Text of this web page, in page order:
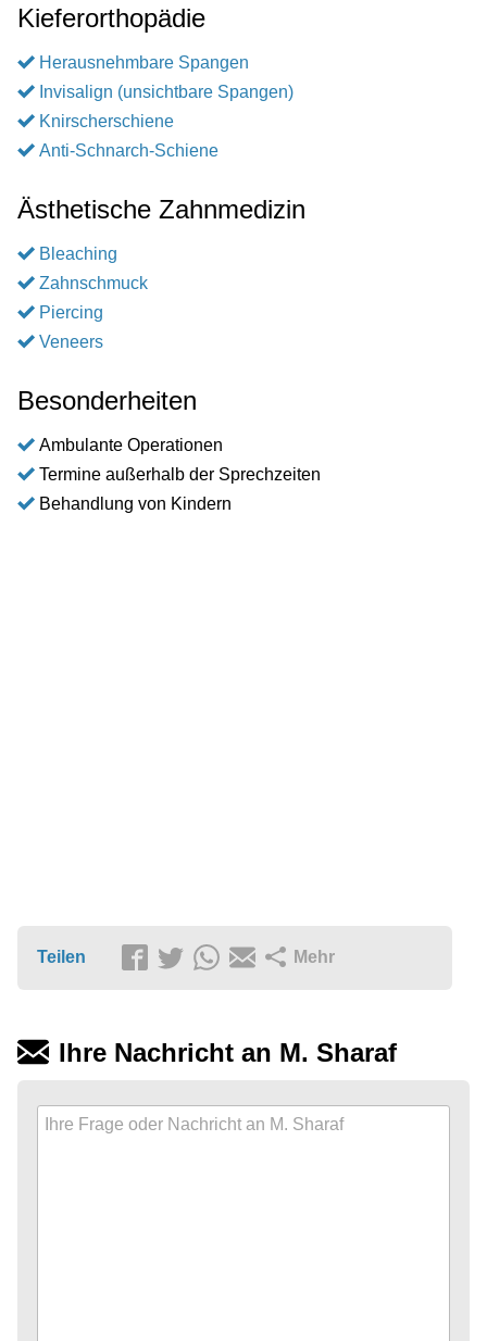
Kieferorthopädie
Herausnehmbare Spangen
Invisalign (unsichtbare Spangen)
Knirscherschiene
Anti-Schnarch-Schiene
Ästhetische Zahnmedizin
Bleaching
Zahnschmuck
Piercing
Veneers
Besonderheiten
Ambulante Operationen
Termine außerhalb der Sprechzeiten
Behandlung von Kindern
Teilen Mehr
Ihre Nachricht an M. Sharaf